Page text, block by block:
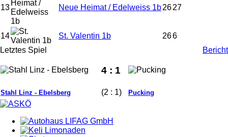
13 Neue Heimat / Edelweiss 1b2627
14 St. Valentin 1b 266
Letztes Spiel
Bericht
4 : 1
Stahl Linz - Ebelsberg (2 : 1) Pucking